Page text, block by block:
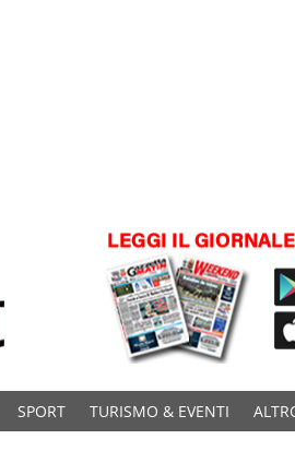
SPORT TURISMO & EVENTI